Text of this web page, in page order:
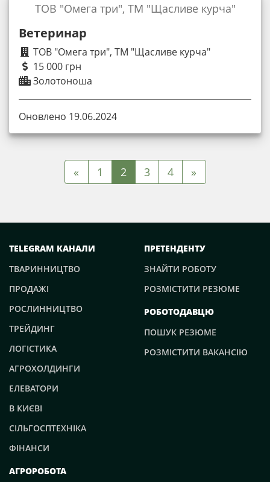
Ветеринар
ТОВ "Омега три", ТМ "Щасливе курча"
15 000 грн
Золотоноша
ТОВ "Омега три", ТМ "Щасливе курча"
Оновлено 19.06.2024
« 1 2 3 4 »
TELEGRAM КАНАЛИ
ТВАРИННИЦТВО
ПРОДАЖІ
РОСЛИННИЦТВО
ТРЕЙДИНГ
ЛОГІСТИКА
АГРОХОЛДИНГИ
ЕЛЕВАТОРИ
В КИЄВІ
СІЛЬГОСПТЕХНІКА
ФІНАНСИ
ПРЕТЕНДЕНТУ
ЗНАЙТИ РОБОТУ
РОЗМІСТИТИ РЕЗЮМЕ
РОБОТОДАВЦЮ
ПОШУК РЕЗЮМЕ
РОЗМІСТИТИ ВАКАНСІЮ
АГРОРОБОТА